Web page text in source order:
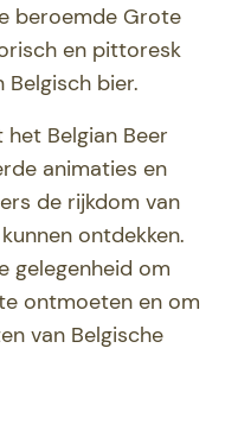
beroemde Grote
en pittoresk
Belgisch bier.
Belgian Beer
animaties en
de rijkdom van
ontdekken.
gelegenheid om
ontmoeten en om
van Belgische